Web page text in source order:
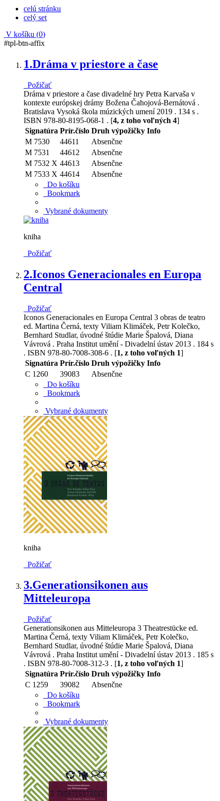
celú stránku
celý set
V košíku (0)
#tpl-btn-affix
1.Dráma v priestore a čase
Požičať
Dráma v priestore a čase divadelné hry Petra Karvaša v
kontexte európskej drámy Božena Čahojová-Bernátová .
Bratislava Vysoká škola múzických umení 2019 . 134 s .
ISBN 978-80-8195-068-1 . [4, z toho voľných 4]
Signatúra Prír.číslo Druh výpožičky Info
M 7530
44611
Absenčne
M 7531
44612
Absenčne
M 7532 X 44613
Absenčne
M 7533 X 44614
Absenčne
Do košíku
Bookmark
Vybrané dokumenty
kniha
Požičať
2.Iconos Generacionales en Europa
Central
Požičať
Iconos Generacionales en Europa Central 3 obras de teatro
ed. Martina Černá, texty Viliam Klimáček, Petr Kolečko,
Bernhard Studlar, úvodné štúdie Marie Špalová, Diana
Vávrová . Praha Institut umění - Divadelní ústav 2013 . 184 s
. ISBN 978-80-7008-308-6 . [1, z toho voľných 1]
Signatúra Prír.číslo Druh výpožičky Info
C 1260
39083
Absenčne
Do košíku
Bookmark
Vybrané dokumenty
kniha
Požičať
3.Generationsikonen aus
Mitteleuropa
Požičať
Generationsikonen aus Mitteleuropa 3 Theatrestücke ed.
Martina Černá, texty Viliam Klimáček, Petr Kolečko,
Bernhard Studlar, úvodné štúdie Marie Špalová, Diana
Vávrová . Praha Institut umění - Divadelní ústav 2013 . 185 s
. ISBN 978-80-7008-312-3 . [1, z toho voľných 1]
Signatúra Prír.číslo Druh výpožičky Info
C 1259
39082
Absenčne
Do košíku
Bookmark
Vybrané dokumenty